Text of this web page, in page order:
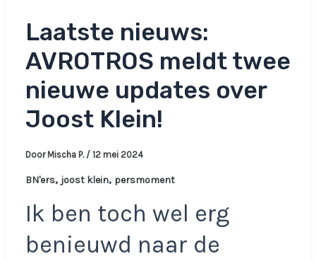
Laatste nieuws:
AVROTROS meldt twee
nieuwe updates over
Joost Klein!
Door Mischa P. / 12 mei 2024
BN'ers, joost klein, persmoment
Ik ben toch wel erg
benieuwd naar de